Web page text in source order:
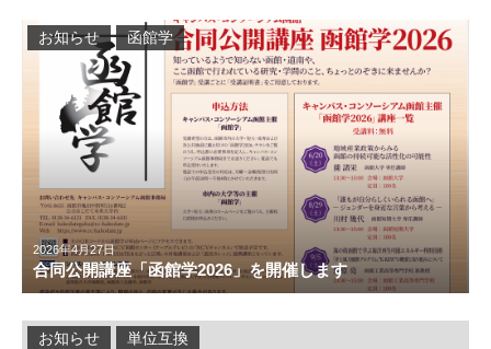
2026年4月27日
合同公開講座「函館学2026」を開催します
お知らせ 函館学
お知らせ 単位互換